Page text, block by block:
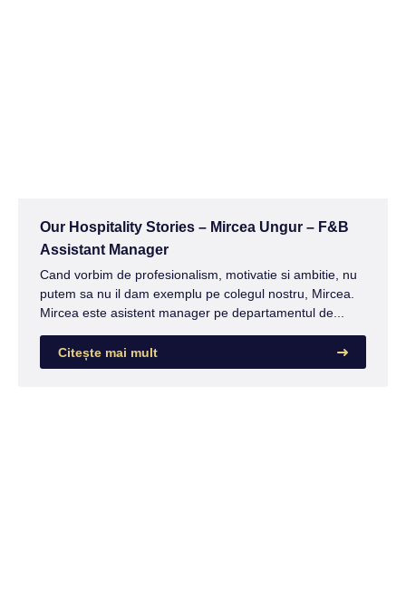
Our Hospitality Stories – Mircea Ungur – F&B
Assistant Manager
Cand vorbim de profesionalism, motivatie si ambitie, nu
putem sa nu il dam exemplu pe colegul nostru, Mircea.
Mircea este asistent manager pe departamentul de...
Citește mai mult